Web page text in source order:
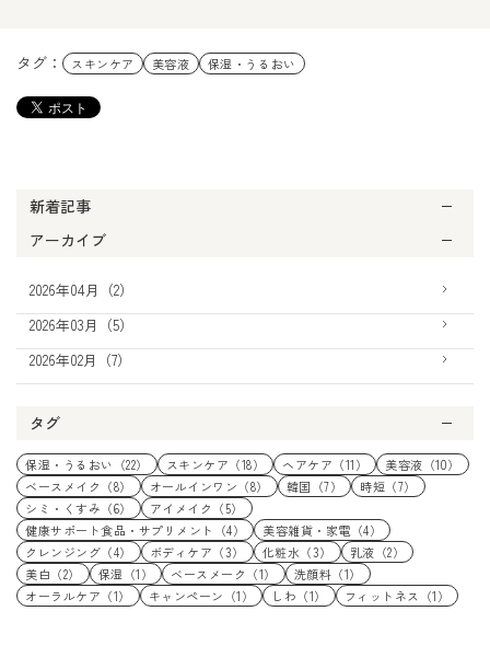
タグ： スキンケア 美容液 保湿・うるおい
新着記事
アーカイブ
2026年04月（2）
2026年03月（5）
2026年02月（7）
タグ
保湿・うるおい（22） スキンケア（18） ヘアケア（11）
美容液（10）
ベースメイク（8）
オールインワン（8） 韓国（7）
時短（7）
シミ・くすみ（6）
アイメイク（5）
健康サポート食品・サプリメント（4）
美容雑貨・家電（4）
クレンジング（4）
ボディケア（3） 化粧水（3）
乳液（2）
美白（2）
保湿（1） ベースメーク（1）
洗顔料（1）
オーラルケア（1）
キャンペーン（1） しわ（1） フィットネス（1）